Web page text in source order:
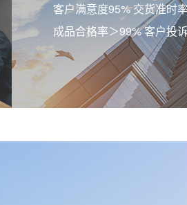
客户满意度95% 交货准时
成品合格率＞99% 客户投